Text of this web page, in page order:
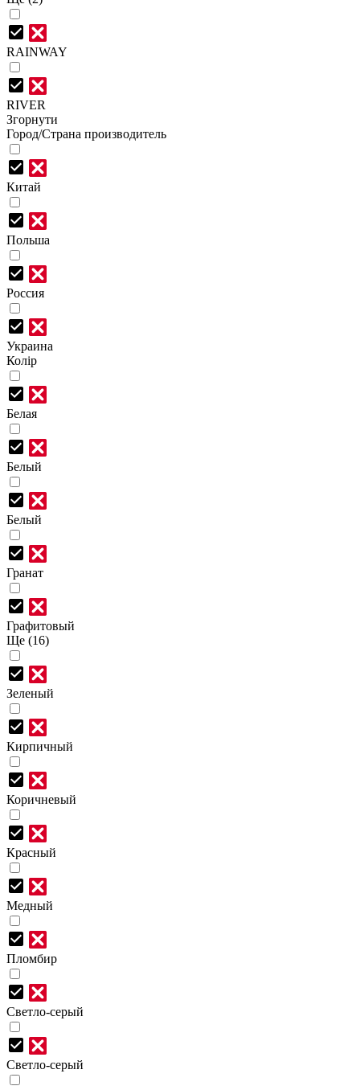
RAINWAY
RIVER
Згорнути
Город/Страна производитель
Китай
Польша
Россия
Украина
Колір
Белая
Белый
Белый
Гранат
Графитовый
Ще (16)
Зеленый
Кирпичный
Коричневый
Красный
Медный
Пломбир
Светло-серый
Светло-серый